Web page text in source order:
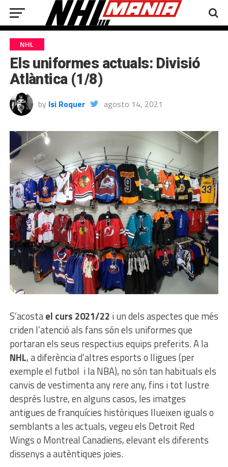
NHL
Els uniformes actuals: Divisió
Atlàntica (1/8)
by Isi Roquer agosto 14, 2021
S’acostael curs 2021/22 i un dels aspectes que més
criden l’atenció als fans són els uniformes que
portaran els seus respectius equips preferits. A la
NHL, a diferència d’altres esports o lligues (per
exemple el futbol i la NBA), no són tan habituals els
canvis de vestimenta any rere any, fins i tot lustre
després lustre, en alguns casos, les imatges
antigues de franquícies històriques llueixen iguals o
semblants a les actuals, vegeu els Detroit Red
Wings o Montreal Canadiens, elevant els diferents
dissenys a autèntiques joies.